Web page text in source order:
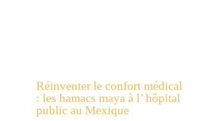
Réinventer le confort médical
: les hamacs maya à l’ hôpital
public au Mexique